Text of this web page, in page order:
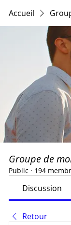
Accueil
Groupe de
Public · 194
Discussion
Retour